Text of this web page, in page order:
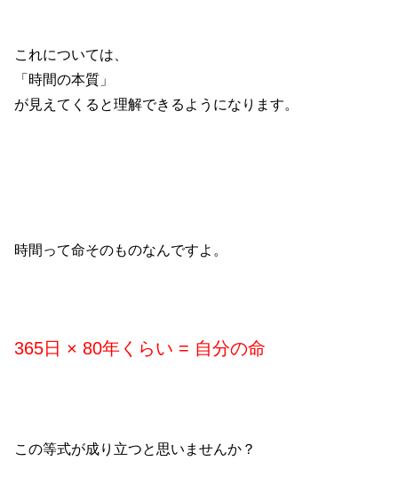
これについては、
「時間の本質」
が見えてくると理解できるようになります。
時間って命そのものなんですよ。
365日 × 80年くらい = 自分の命
この等式が成り立つと思いませんか？